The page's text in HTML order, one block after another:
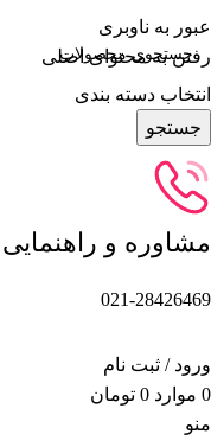
عبور به ناوبری
رفتن به محتوای اصلی
انتخاب دسته بندی
جستجو
مشاوره و راهنمایی
021-28426469
ورود / ثبت نام
0 موارد 0 تومان
منو